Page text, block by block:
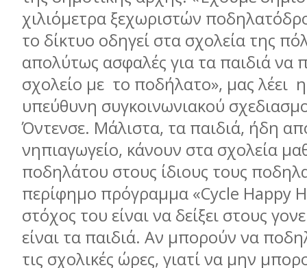
χιλιόμετρα ξεχωριστών
το δίκτυο οδηγεί στα σχολεία της
απολύτως ασφαλές για τα παιδιά να
σχολείο με το ποδήλατο», μας λέει
υπεύθυνη συγκοινωνιακού
Όντενσε. Μάλιστα, τα παιδιά, ήδη
νηπιαγωγείο, κάνουν στα σχολεία
ποδηλάτου στους ίδιους τους
περίφημο πρόγραμμα «Cycle Happy
στόχος του είναι να δείξει στους
είναι τα παιδιά. Αν μπορούν να
τις σχολικές ώρες, γιατί να μην